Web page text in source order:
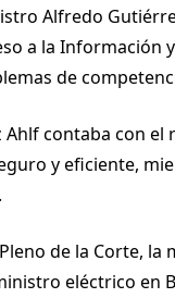
Alfredo
a la Información
de
contaba con el
y eficiente,
de la Corte,
eléctrico en